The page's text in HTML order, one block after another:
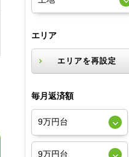
エリア
エリアを再設定
毎月返済額